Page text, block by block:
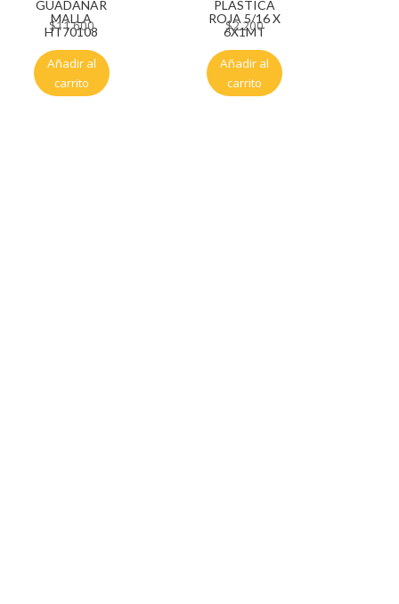
GUADANAR
MALLA
HT70108
$11.600
Añadir al
carrito
PLASTICA
ROJA 5/16 X
6X1MT
$2.200
Añadir al
carrito